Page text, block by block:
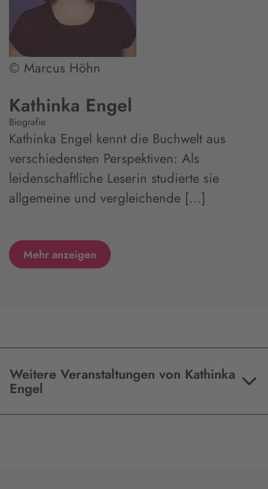
© Marcus Höhn
Kathinka Engel
Biografie
Kathinka Engel kennt die Buchwelt aus
verschiedensten Perspektiven: Als
leidenschaftliche Leserin studierte sie
allgemeine und vergleichende [...]
Mehr anzeigen
Weitere Veranstaltungen von Kathinka
Engel